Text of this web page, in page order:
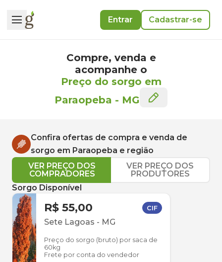
Entrar Cadastrar-se
Compre, venda e
acompanhe o
Preço do sorgo em
Paraopeba - MG
Confira ofertas de compra e venda de
sorgo em Paraopeba e região
VER PREÇO DOS
COMPRADORES
VER PREÇO DOS
PRODUTORES
Sorgo Disponível
R$ 55,00 CIF
Sete Lagoas - MG
Preço do sorgo (bruto) por saca de
60kg
Frete por conta do vendedor